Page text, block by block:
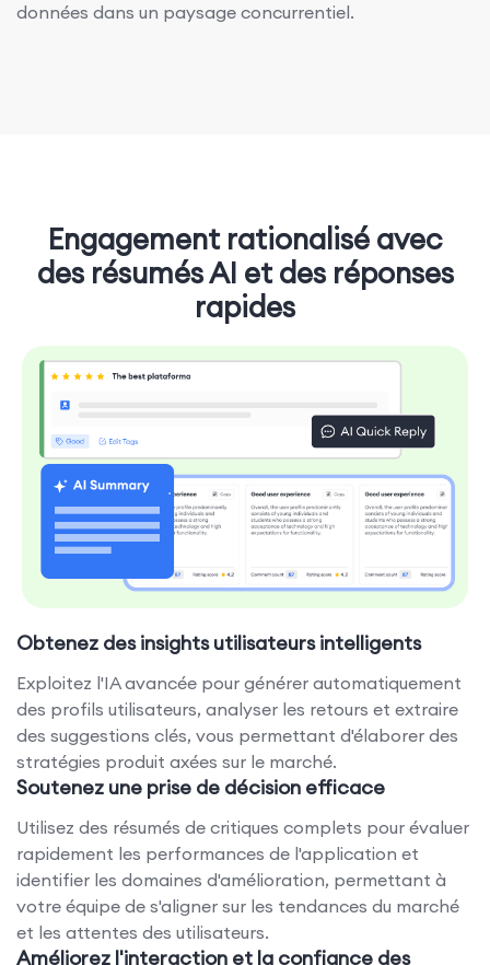
données dans un paysage concurrentiel.
Engagement rationalisé avec
des résumés AI et des réponses
rapides
Obtenez des insights utilisateurs intelligents
Exploitez l'IA avancée pour générer automatiquement
des profils utilisateurs, analyser les retours et extraire
des suggestions clés, vous permettant d'élaborer des
stratégies produit axées sur le marché.
Soutenez une prise de décision efficace
Utilisez des résumés de critiques complets pour évaluer
rapidement les performances de l'application et
identifier les domaines d'amélioration, permettant à
votre équipe de s'aligner sur les tendances du marché
et les attentes des utilisateurs.
Améliorez l'interaction et la confiance des